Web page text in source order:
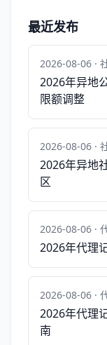
最近发布
2026-08-06 ·
2026年异地
限额调整
2026-08-06 ·
2026年异地
区
2026-08-06 ·
2026年代理
2026-08-06 ·
2026年代理
南